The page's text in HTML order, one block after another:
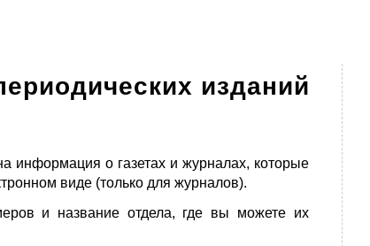
изданий
информация о газетах и журналах, которые
виде (только для журналов).
и название отдела, где вы можете их